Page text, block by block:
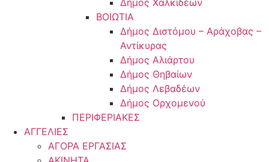
Δήμος Χαλκιδέων
ΒΟΙΩΤΙΑ
Δήμος Διστόμου – Αράχοβας –
Αντίκυρας
Δήμος Αλιάρτου
Δήμος Θηβαίων
Δήμος Λεβαδέων
Δήμος Ορχομενού
ΠΕΡΙΦΕΡΙΑΚΕΣ
ΑΓΓΕΛΙΕΣ
ΑΓΟΡΑ ΕΡΓΑΣΙΑΣ